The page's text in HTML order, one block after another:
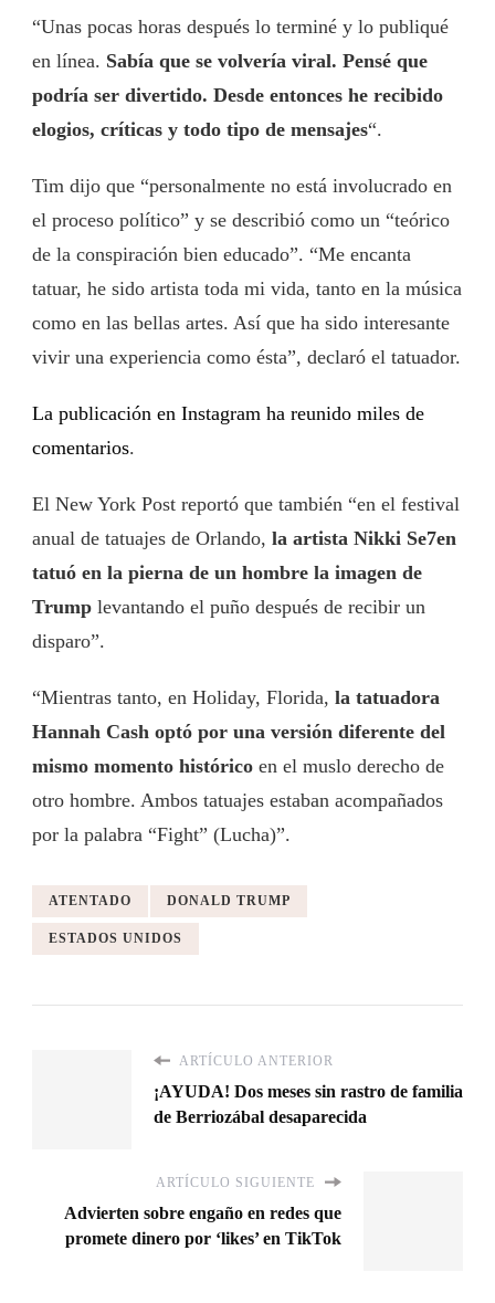
“Unas pocas horas después lo terminé y lo publiqué
en línea. Sabía que se volvería viral. Pensé que
podría ser divertido. Desde entonces he recibido
elogios, críticas y todo tipo de mensajes“.
Tim dijo que “personalmente no está involucrado en
el proceso político” y se describió como un “teórico
de la conspiración bien educado”. “Me encanta
tatuar, he sido artista toda mi vida, tanto en la música
como en las bellas artes. Así que ha sido interesante
vivir una experiencia como ésta”, declaró el tatuador.
La publicación en Instagram ha reunido miles de
comentarios.
El New York Post reportó que también “en el festival
anual de tatuajes de Orlando, la artista Nikki Se7en
tatuó en la pierna de un hombre la imagen de
Trump levantando el puño después de recibir un
disparo”.
“Mientras tanto, en Holiday, Florida, la tatuadora
Hannah Cash optó por una versión diferente del
mismo momento histórico en el muslo derecho de
otro hombre. Ambos tatuajes estaban acompañados
por la palabra “Fight” (Lucha)”.
ATENTADO DONALD TRUMP
ESTADOS UNIDOS
ARTÍCULO ANTERIOR
¡AYUDA! Dos meses sin rastro de familia
de Berriozábal desaparecida
ARTÍCULO SIGUIENTE
Advierten sobre engaño en redes que
promete dinero por ‘likes’ en TikTok